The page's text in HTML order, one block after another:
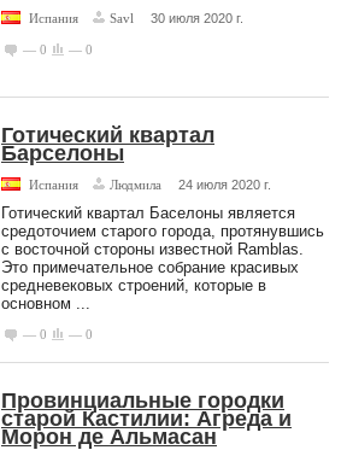
Испания Savl 30 июля 2020 г.
— 0 — 0
Готический квартал
Барселоны
Испания Людмила 24 июля 2020 г.
Готический квартал Баселоны является
средоточием старого города, протянувшись
с восточной стороны известной Ramblas.
Это примечательное собрание красивых
средневековых строений, которые в
основном ...
— 0 — 0
Провинциальные городки
старой Кастилии: Агреда и
Морон де Альмасан